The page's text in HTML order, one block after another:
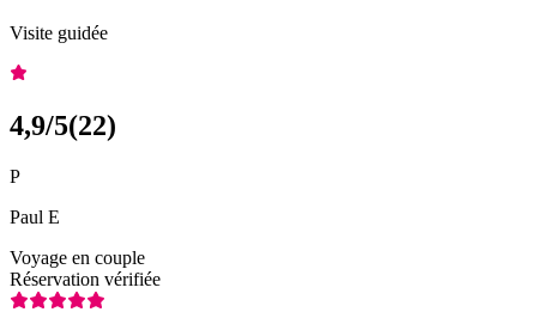
Visite guidée
4,9/5(22)
P
Paul E
Voyage en couple
Réservation vérifiée